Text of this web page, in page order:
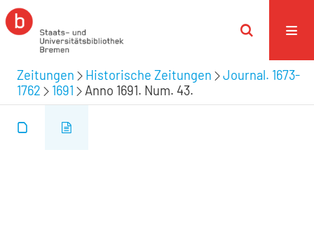
Zeitungen Historische Zeitungen
Journal. 1673-
1762
1691 Anno 1691. Num. 43.